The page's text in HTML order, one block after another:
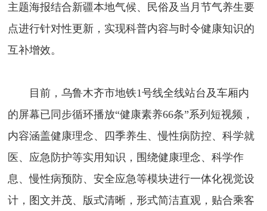
主题海报结合新疆本地气候、民俗及当月节气养生要
点进行针对性更新，实现科普内容与时令健康知识的
互补增效。
目前，乌鲁木齐市地铁1号线全线站台及车厢内
的屏幕已同步循环播放“健康素养66条”系列短视频，
内容涵盖健康理念、四季养生、慢性病防控、科学就
医、应急防护等实用知识，围绕健康理念、科学作
息、慢性病预防、安全应急等模块进行一体化视觉设
计，图文并茂、版式清晰，形式简洁直观，贴合乘客